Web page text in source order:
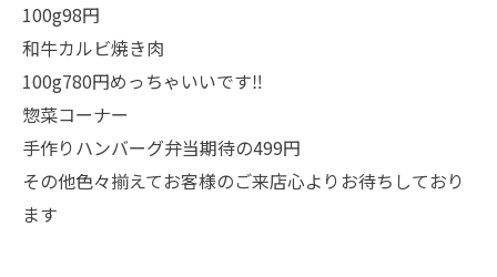
100g98円
和牛カルビ焼き肉
100g780円めっちゃいいです‼️
惣菜コーナー
手作りハンバーグ弁当期待の499円
その他色々揃えてお客様のご来店心よりお待ちしており
ます